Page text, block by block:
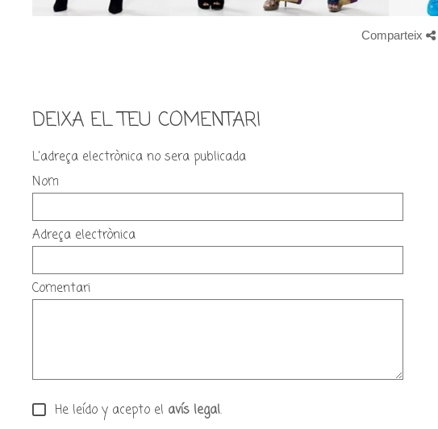
Comparteix
DEIXA EL TEU COMENTARI
L'adreça electrònica no sera publicada
Nom
Adreça electrònica
Comentari
He leído y acepto el avís legal.